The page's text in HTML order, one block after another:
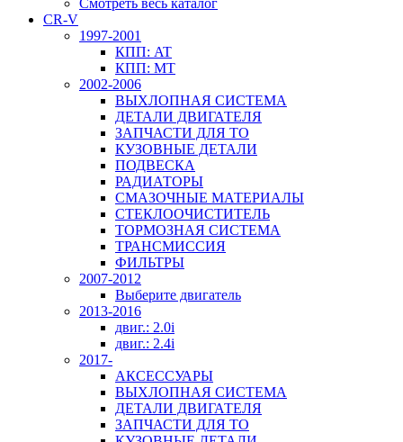
Смотреть весь каталог
CR-V
1997-2001
КПП: AT
КПП: MT
2002-2006
ВЫХЛОПНАЯ СИСТЕМА
ДЕТАЛИ ДВИГАТЕЛЯ
ЗАПЧАСТИ ДЛЯ ТО
КУЗОВНЫЕ ДЕТАЛИ
ПОДВЕСКА
РАДИАТОРЫ
СМАЗОЧНЫЕ МАТЕРИАЛЫ
СТЕКЛООЧИСТИТЕЛЬ
ТОРМОЗНАЯ СИСТЕМА
ТРАНСМИССИЯ
ФИЛЬТРЫ
2007-2012
Выберите двигатель
2013-2016
двиг.: 2.0i
двиг.: 2.4i
2017-
АКСЕССУАРЫ
ВЫХЛОПНАЯ СИСТЕМА
ДЕТАЛИ ДВИГАТЕЛЯ
ЗАПЧАСТИ ДЛЯ ТО